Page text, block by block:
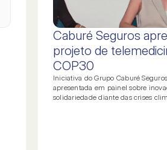
NOSSAS
Caburé
Dr. Anjo
Caburé Seguros
projeto de
COP30
Iniciativa do Grupo Caburé
apresentada em painel sobre
solidariedade diante das crises